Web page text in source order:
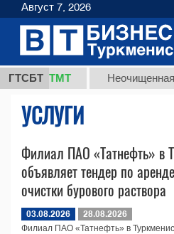
ГТСБТ
37,8 ТМТ Неочищенная
УСЛУГИ
Филиал ПАО «Татнефть» в
объявляет тендер по
очистки бурового раствора
03.08.2026
28.08.2026
Филиал ПАО «Татнефть» в
Август 7, 2026